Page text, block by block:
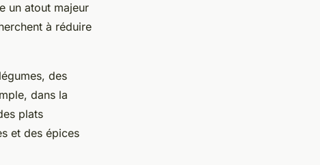
un atout majeur
à réduire
des
dans la
plats
et des épices